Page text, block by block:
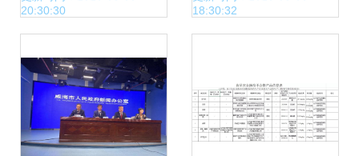
20:30:30
18:30:32